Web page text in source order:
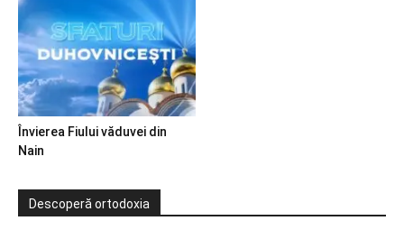
Învierea Fiului văduvei din
Nain
Descoperă ortodoxia